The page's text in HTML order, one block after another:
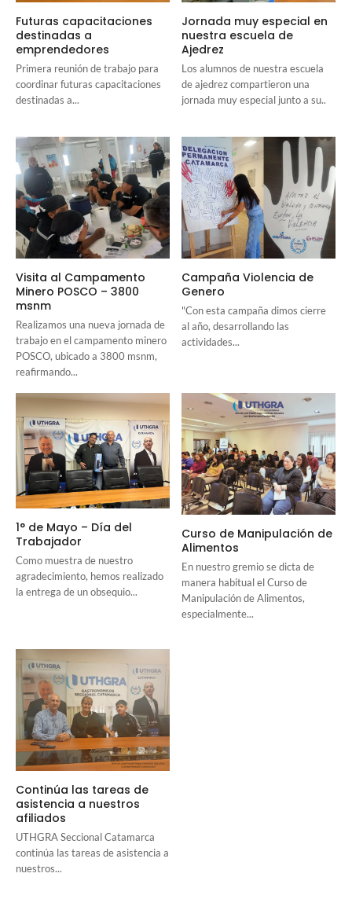
Futuras capacitaciones
destinadas a
emprendedores
Primera reunión de trabajo para
coordinar futuras capacitaciones
destinadas a...
Jornada muy especial en
nuestra escuela de
Ajedrez
Los alumnos de nuestra escuela
de ajedrez compartieron una
jornada muy especial junto a su..
Visita al Campamento
Minero POSCO – 3800
msnm
Realizamos una nueva jornada de
trabajo en el campamento minero
POSCO, ubicado a 3800 msnm,
reafirmando...
Campaña Violencia de
Genero
"Con esta campaña dimos cierre
al año, desarrollando las
actividades...
1° de Mayo – Día del
Trabajador
Como muestra de nuestro
agradecimiento, hemos realizado
la entrega de un obsequio...
Curso de Manipulación de
Alimentos
En nuestro gremio se dicta de
manera habitual el Curso de
Manipulación de Alimentos,
especialmente...
Continúa las tareas de
asistencia a nuestros
afiliados
UTHGRA Seccional Catamarca
continúa las tareas de asistencia a
nuestros...